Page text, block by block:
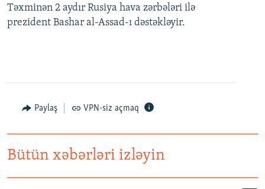
Təxminən 2 aydır Rusiya hava zərbələri ilə
prezident Bashar al-Assad-ı dəstəkləyir.
Paylaş VPN-siz açmaq
Bütün xəbərləri izləyin